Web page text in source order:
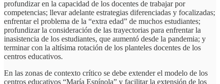
profundizar en la capacidad de los docentes de trabajar por
competencias; llevar adelante estrategias diferenciadas y focalizadas;
enfrentar el problema de la “extra edad” de muchos estudiantes;
profundizar la consideración de las trayectorias para enfrentar la
inasistencia de los estudiantes, que aumentó desde la pandemia; y
terminar con la altísima rotación de los planteles docentes de los
centros educativos.
En las zonas de contexto crítico se debe extender el modelo de los
centros educativos “María Espínola” y facilitar la extensión de los